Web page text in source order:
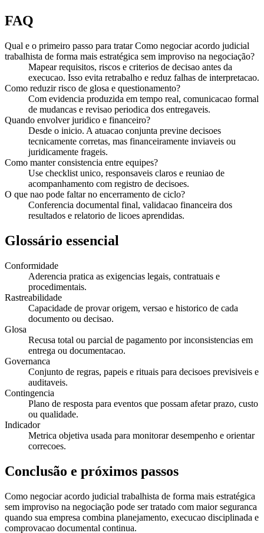
FAQ
Qual e o primeiro passo para tratar Como negociar acordo judicial
trabalhista de forma mais estratégica sem improviso na negociação?
Mapear requisitos, riscos e criterios de decisao antes da
execucao. Isso evita retrabalho e reduz falhas de interpretacao.
Como reduzir risco de glosa e questionamento?
Com evidencia produzida em tempo real, comunicacao formal
de mudancas e revisao periodica dos entregaveis.
Quando envolver juridico e financeiro?
Desde o inicio. A atuacao conjunta previne decisoes
tecnicamente corretas, mas financeiramente inviaveis ou
juridicamente frageis.
Como manter consistencia entre equipes?
Use checklist unico, responsaveis claros e reuniao de
acompanhamento com registro de decisoes.
O que nao pode faltar no encerramento de ciclo?
Conferencia documental final, validacao financeira dos
resultados e relatorio de licoes aprendidas.
Glossário essencial
Conformidade
Aderencia pratica as exigencias legais, contratuais e
procedimentais.
Rastreabilidade
Capacidade de provar origem, versao e historico de cada
documento ou decisao.
Glosa
Recusa total ou parcial de pagamento por inconsistencias em
entrega ou documentacao.
Governanca
Conjunto de regras, papeis e rituais para decisoes previsiveis e
auditaveis.
Contingencia
Plano de resposta para eventos que possam afetar prazo, custo
ou qualidade.
Indicador
Metrica objetiva usada para monitorar desempenho e orientar
correcoes.
Conclusão e próximos passos
Como negociar acordo judicial trabalhista de forma mais estratégica
sem improviso na negociação pode ser tratado com maior seguranca
quando sua empresa combina planejamento, execucao disciplinada e
comprovacao documental continua.